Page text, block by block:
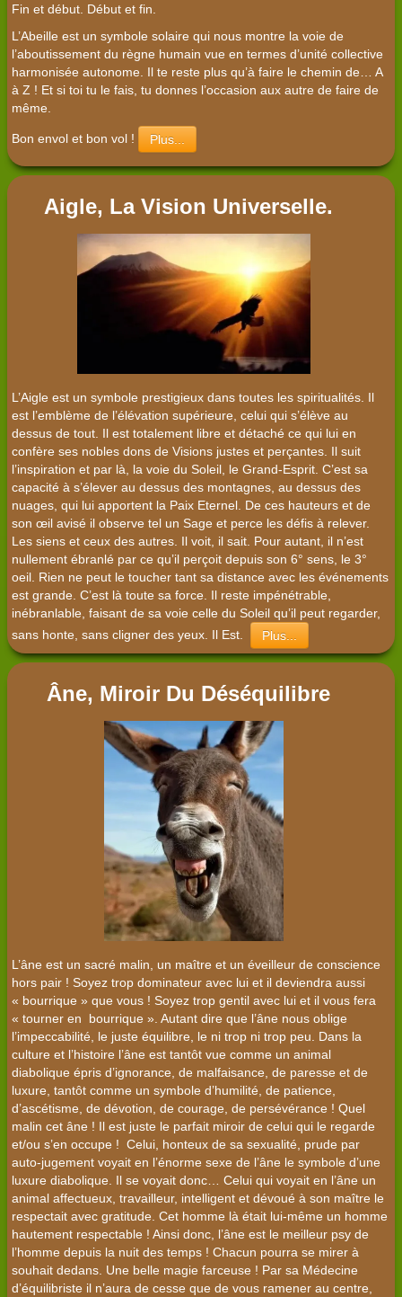
Fin et début. Début et fin.
L’Abeille est un symbole solaire qui nous montre la voie de
l’aboutissement du règne humain vue en termes d’unité collective
harmonisée autonome. Il te reste plus qu’à faire le chemin de… A
à Z ! Et si toi tu le fais, tu donnes l’occasion aux autre de faire de
même.
Bon envol et bon vol ! Plus...
Aigle, La Vision Universelle.
L’Aigle est un symbole prestigieux dans toutes les spiritualités. Il
est l’emblème de l’élévation supérieure, celui qui s’élève au
dessus de tout. Il est totalement libre et détaché ce qui lui en
confère ses nobles dons de Visions justes et perçantes. Il suit
l’inspiration et par là, la voie du Soleil, le Grand-Esprit. C’est sa
capacité à s’élever au dessus des montagnes, au dessus des
nuages, qui lui apportent la Paix Eternel. De ces hauteurs et de
son œil avisé il observe tel un Sage et perce les défis à relever.
Les siens et ceux des autres. Il voit, il sait. Pour autant, il n’est
nullement ébranlé par ce qu’il perçoit depuis son 6° sens, le 3°
oeil. Rien ne peut le toucher tant sa distance avec les événements
est grande. C’est là toute sa force. Il reste impénétrable,
inébranlable, faisant de sa voie celle du Soleil qu’il peut regarder,
sans honte, sans cligner des yeux. Il Est.
Plus...
Âne, Miroir Du Déséquilibre
L’âne est un sacré malin, un maître et un éveilleur de conscience
hors pair ! Soyez trop dominateur avec lui et il deviendra aussi
« bourrique » que vous ! Soyez trop gentil avec lui et il vous fera
« tourner en bourrique ». Autant dire que l’âne nous oblige
l’impeccabilité, le juste équilibre, le ni trop ni trop peu. Dans la
culture et l’histoire l’âne est tantôt vue comme un animal
diabolique épris d’ignorance, de malfaisance, de paresse et de
luxure, tantôt comme un symbole d’humilité, de patience,
d’ascétisme, de dévotion, de courage, de persévérance ! Quel
malin cet âne ! Il est juste le parfait miroir de celui qui le regarde
et/ou s’en occupe ! Celui, honteux de sa sexualité, prude par
auto-jugement voyait en l’énorme sexe de l’âne le symbole d’une
luxure diabolique. Il se voyait donc… Celui qui voyait en l’âne un
animal affectueux, travailleur, intelligent et dévoué à son maître le
respectait avec gratitude. Cet homme là était lui-même un homme
hautement respectable ! Ainsi donc, l’âne est le meilleur psy de
l’homme depuis la nuit des temps ! Chacun pourra se mirer à
souhait dedans. Une belle magie farceuse ! Par sa Médecine
d’équilibriste il n’aura de cesse que de vous ramener au centre,